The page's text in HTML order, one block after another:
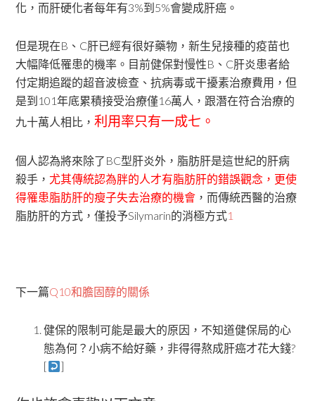
化，而肝硬化者每年有3%到5%會變成肝癌。
但是現在B、C肝已經有很好藥物，新生兒接種的疫苗也
大幅降低罹患的機率。目前健保對慢性B、C肝炎患者給
付定期追蹤的超音波檢查、抗病毒或干擾素治療費用，但
是到101年底累積接受治療僅16萬人，跟潛在符合治療的
九十萬人相比，利用率只有一成七。
個人認為將來除了BC型肝炎外，脂肪肝是這世紀的肝病
殺手，尤其傳統認為胖的人才有脂肪肝的錯誤觀念，更使
得罹患脂肪肝的瘦子失去治療的機會 ，而傳統西醫的治療
脂肪肝的方式，僅投予Silymarin的消極方式1
下一篇Q10和膽固醇的關係
健保的限制可能是最大的原因，不知道健保局的心
態為何？小病不給好藥，非得得熬成肝癌才花大錢?
[
]